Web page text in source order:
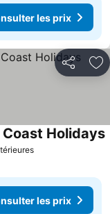
les prix
Partager
Consulter les
Holidays
les prix